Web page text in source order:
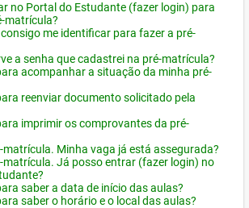
no Portal do Estudante (fazer login) para
matrícula?
me identificar para fazer a pré-
a senha que cadastrei na pré-matrícula?
acompanhar a situação da minha pré-
reenviar documento solicitado pela
imprimir os comprovantes da pré-
matrícula. Minha vaga já está assegurada?
matrícula. Já posso entrar (fazer login) no
saber a data de início das aulas?
saber o horário e o local das aulas?